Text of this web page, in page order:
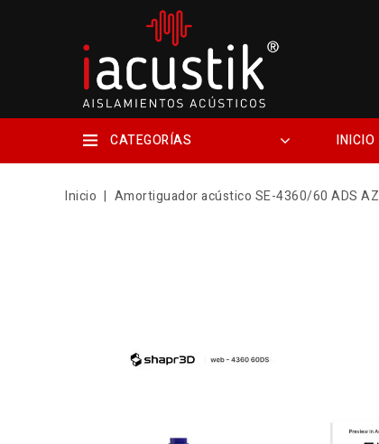
CATEGORÍAS INICIO
Inicio Amortiguador acústico SE-4360/60 ADS